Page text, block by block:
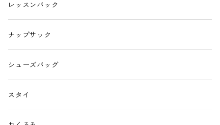
レッスンバック
ナップサック
シューズバッグ
スタイ